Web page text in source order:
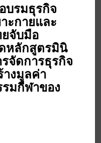
บรมธุรกิจ
ะกายและ
จับมือ
หลักสูตรมินิ
รจัดการธุรกิจ
างมูลค่า
มกีฬาของ